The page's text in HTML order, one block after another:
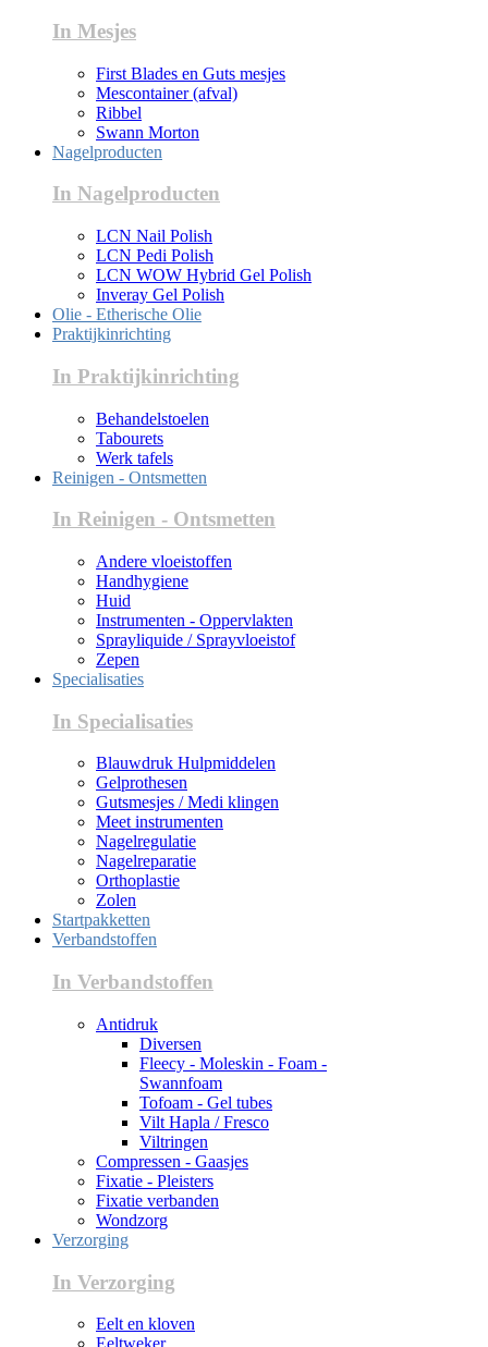
In Mesjes
First Blades en Guts mesjes
Mescontainer (afval)
Ribbel
Swann Morton
Nagelproducten
In Nagelproducten
LCN Nail Polish
LCN Pedi Polish
LCN WOW Hybrid Gel Polish
Inveray Gel Polish
Olie - Etherische Olie
Praktijkinrichting
In Praktijkinrichting
Behandelstoelen
Tabourets
Werk tafels
Reinigen - Ontsmetten
In Reinigen - Ontsmetten
Andere vloeistoffen
Handhygiene
Huid
Instrumenten - Oppervlakten
Sprayliquide / Sprayvloeistof
Zepen
Specialisaties
In Specialisaties
Blauwdruk Hulpmiddelen
Gelprothesen
Gutsmesjes / Medi klingen
Meet instrumenten
Nagelregulatie
Nagelreparatie
Orthoplastie
Zolen
Startpakketten
Verbandstoffen
In Verbandstoffen
Antidruk
Diversen
Fleecy - Moleskin - Foam -
Swannfoam
Tofoam - Gel tubes
Vilt Hapla / Fresco
Viltringen
Compressen - Gaasjes
Fixatie - Pleisters
Fixatie verbanden
Wondzorg
Verzorging
In Verzorging
Eelt en kloven